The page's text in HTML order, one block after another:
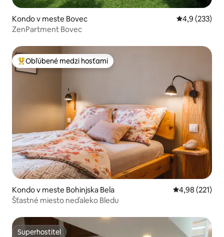
Kondo v meste Bovec Priemerné
4,9 (233)
ZenPartment Bovec
Najobľúbenejšie medzi hosťami
Obľúbené medzi hosťami
Kondo v meste Bohinjska Bela Priemerné
4,98 (221)
Šťastné miesto neďaleko Bledu
Superhostiteľ